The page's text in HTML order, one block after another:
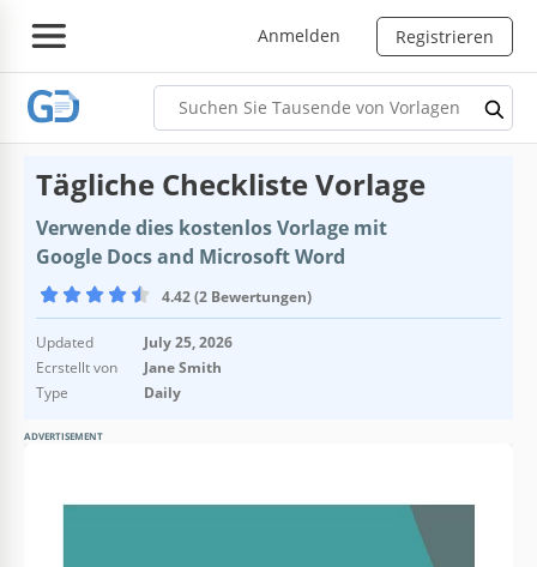
Anmelden Registrieren
Tägliche Checkliste Vorlage
Verwende dies kostenlos Vorlage mit
Google Docs and Microsoft Word
4.42 (2 Bewertungen)
Updated
July 25, 2026
Ecrstellt von
Jane Smith
Type
Daily
ADVERTISEMENT